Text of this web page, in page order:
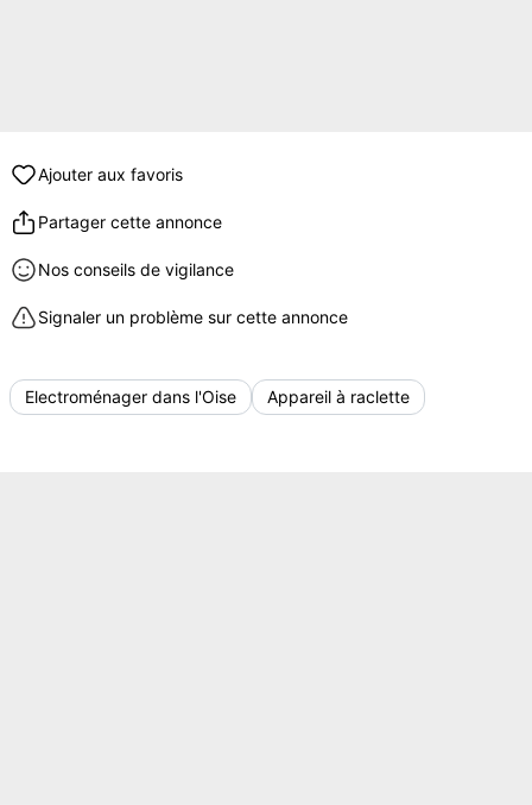
Ajouter aux favoris
Partager cette annonce
Nos conseils de vigilance
Signaler un problème sur cette annonce
Electroménager dans l'Oise Appareil à raclette